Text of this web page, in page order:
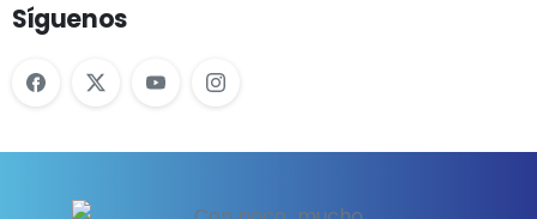
Síguenos